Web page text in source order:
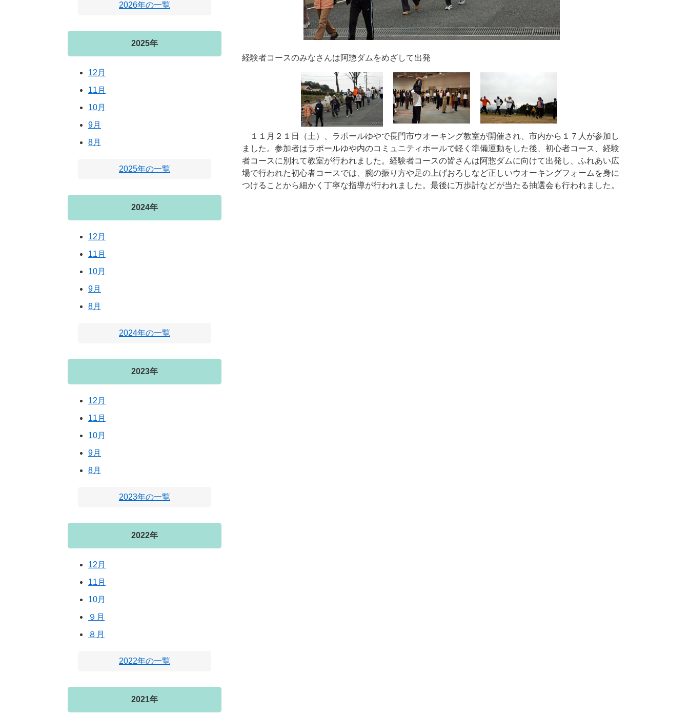
経験者コースのみなさんは阿惣ダムをめざして出発
１１月２１日（土）、ラポールゆやで長門市ウオーキング教室が開催され、市内から１７人が参加し
ました。参加者はラポールゆや内のコミュニティホールで軽く準備運動をした後、初心者コース、経験
者コースに別れて教室が行われました。経験者コースの皆さんは阿惣ダムに向けて出発し、ふれあい広
場で行われた初心者コースでは、腕の振り方や足の上げおろしなど正しいウオーキングフォームを身に
つけることから細かく丁寧な指導が行われました。最後に万歩計などが当たる抽選会も行われました。
2026年の一覧
2025年
12月
11月
10月
9月
8月
2025年の一覧
2024年
12月
11月
10月
9月
8月
2024年の一覧
2023年
12月
11月
10月
9月
8月
2023年の一覧
2022年
12月
11月
10月
９月
８月
2022年の一覧
2021年